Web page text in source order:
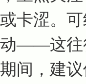
卡涩。
——这往
间，建